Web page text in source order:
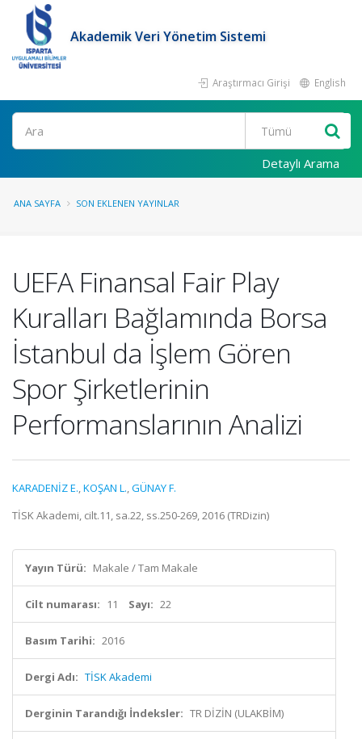
Akademik Veri Yönetim Sistemi
Araştırmacı Girişi English
Ara
Detaylı Arama
ANA SAYFA SON EKLENEN YAYINLAR
UEFA Finansal Fair Play
Kuralları Bağlamında Borsa
İstanbul da İşlem Gören
Spor Şirketlerinin
Performanslarının Analizi
KARADENİZ E.,KOŞAN L.,GÜNAY F.
TİSK Akademi, cilt.11, sa.22, ss.250-269, 2016 (TRDizin)
Yayın Türü: Makale / Tam Makale
Cilt numarası: 11 Sayı: 22
Basım Tarihi: 2016
Dergi Adı: TİSK Akademi
Derginin Tarandığı İndeksler: TR DİZİN (ULAKBİM)